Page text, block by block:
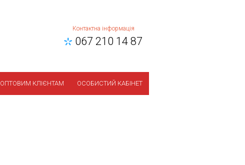
Контактна інформація
067 210 14 87
ОПТОВИМ КЛІЄНТАМ ОСОБИСТИЙ КАБІНЕТ